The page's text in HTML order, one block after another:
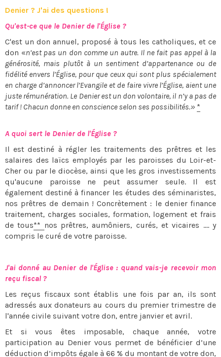
Denier ? J'ai des questions !
Qu'est-ce que le Denier de l'Église ?
C'est un don annuel, proposé à tous les catholiques, et ce
don «n’est pas un don comme un autre. Il ne fait pas appel à la
générosité, mais plutôt à un sentiment d’appartenance ou de
fidélité envers l’Église, pour que ceux qui sont plus spécialement
en charge d’annoncer l’Evangile et de faire vivre l’Église, aient une
juste rémunération. Le Denier est un don volontaire, il n’y a pas de
tarif ! Chacun donne en conscience selon ses possibilités.» *
A quoi sert le Denier de l'Église ?
Il est destiné à régler les traitements des prêtres et les
salaires des laïcs employés par les paroisses du Loir-et-
Cher ou par le diocèse, ainsi que les gros investissements
qu'aucune paroisse ne peut assumer seule. Il est
également destiné à financer les études des séminaristes,
nos prêtres de demain ! Concrètement : le denier finance
traitement, charges sociales, formation, logement et frais
de tous** nos prêtres, aumôniers, curés, et vicaires .... y
compris le curé de votre paroisse.
J'ai donné au Denier de l'Église : quand vais-je recevoir mon
reçu fiscal ?
Les reçus fiscaux sont établis une fois par an, ils sont
adressés aux donateurs au cours du premier trimestre de
l'année civile suivant votre don, entre janvier et avril.
Et si vous êtes imposable, chaque année, votre
participation au Denier vous permet de bénéficier d’une
déduction d’impôts égale à 66 % du montant de votre don,